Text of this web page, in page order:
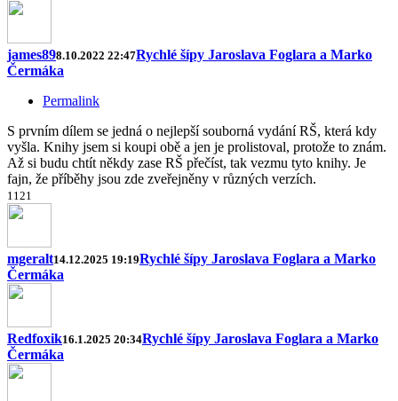
james898.10.2022 22:47Rychlé šípy Jaroslava Foglara a Marko
Čermáka
Permalink
S prvním dílem se jedná o nejlepší souborná vydání RŠ, která kdy
vyšla. Knihy jsem si koupi obě a jen je prolistoval, protože to znám.
Až si budu chtít někdy zase RŠ přečíst, tak vezmu tyto knihy. Je
fajn, že příběhy jsou zde zveřejněny v různých verzích.
1121
mgeralt14.12.2025 19:19Rychlé šípy Jaroslava Foglara a Marko
Čermáka
Redfoxik16.1.2025 20:34Rychlé šípy Jaroslava Foglara a Marko
Čermáka